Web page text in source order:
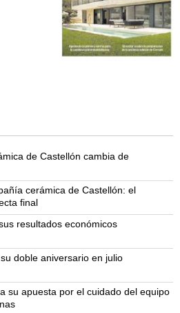
de Castellón cambia de
cerámica de Castellón: el
final
resultados económicos
doble aniversario en julio
su apuesta por el cuidado del equipo